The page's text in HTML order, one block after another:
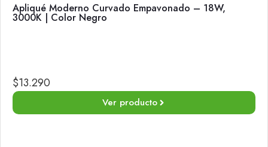
Apliqué Moderno Curvado Empavonado – 18W,
3000K | Color Negro
$13.290
Ver producto